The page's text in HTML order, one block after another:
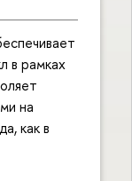
в рамках
на
как в